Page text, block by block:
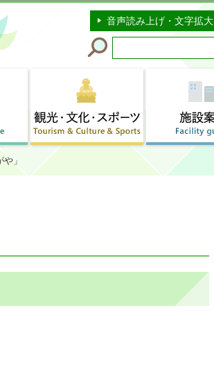
ジの本文へ移動
音声読み上げ・文字拡大
」